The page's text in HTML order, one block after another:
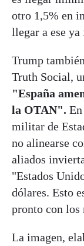
otro 1,5% en
llegar a ese ya
Trump
Truth Social,
"España
la OTAN".
militar de
no alinearse
aliados
"Estados
dólares. Esto
pronto con los
La imagen,